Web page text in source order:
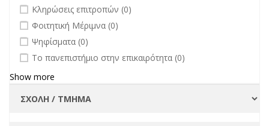
undefined
Κληρώσεις επιτροπών (0)
undefined
Φοιτητική Μέριμνα (0)
undefined
Ψηφίσματα (0)
undefined
Το πανεπιστήμιο στην επικαιρότητα (0)
Show more